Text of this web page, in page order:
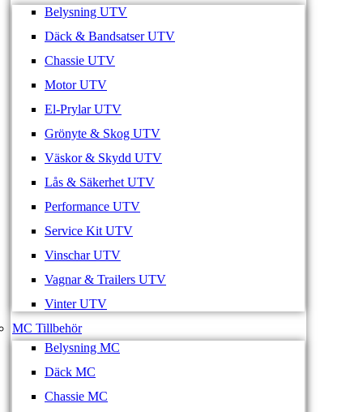
Belysning UTV
Däck & Bandsatser UTV
Chassie UTV
Motor UTV
El-Prylar UTV
Grönyte & Skog UTV
Väskor & Skydd UTV
Lås & Säkerhet UTV
Performance UTV
Service Kit UTV
Vinschar UTV
Vagnar & Trailers UTV
Vinter UTV
MC Tillbehör
Belysning MC
Däck MC
Chassie MC